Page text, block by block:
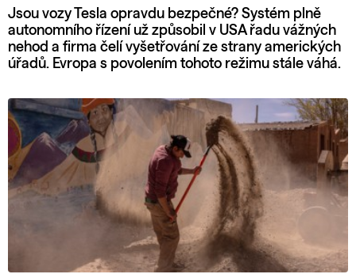
Jsou vozy Tesla opravdu bezpečné? Systém plně
autonomního řízení už způsobil v USA řadu vážných
nehod a firma čelí vyšetřování ze strany amerických
úřadů. Evropa s povolením tohoto režimu stále váhá.